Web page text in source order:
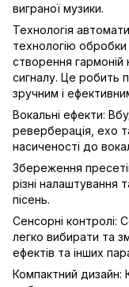
виграної музики.
Технологія
технологію
створення гармоній
сигналу. Це робить
зручним і
Вокальні ефекти:
реверберація, ехо
насиченості до
Збереження
різні налаштування
пісень.
Сенсорні контролі:
легко вибирати та
ефектів та інших
Компактний дизайн: